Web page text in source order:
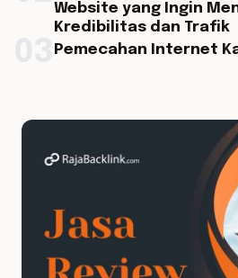
Website yang Ingin
Kredibilitas dan Trafik
Pemecahan Internet